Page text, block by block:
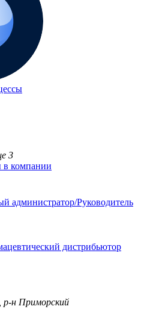
3
компании
администратор/Руководитель
дистрибьютор
н Приморский